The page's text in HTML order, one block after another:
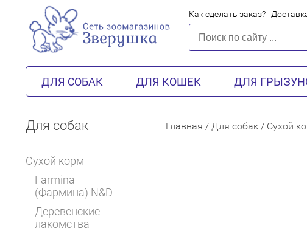
Как сделать заказ?
ДЛЯ СОБАК ДЛЯ КОШЕК ДЛЯ
Для собак
Сухой корм
Farmina
(Фармина) N&D
Деревенские
лакомства
Главная / Для собак / Сухой